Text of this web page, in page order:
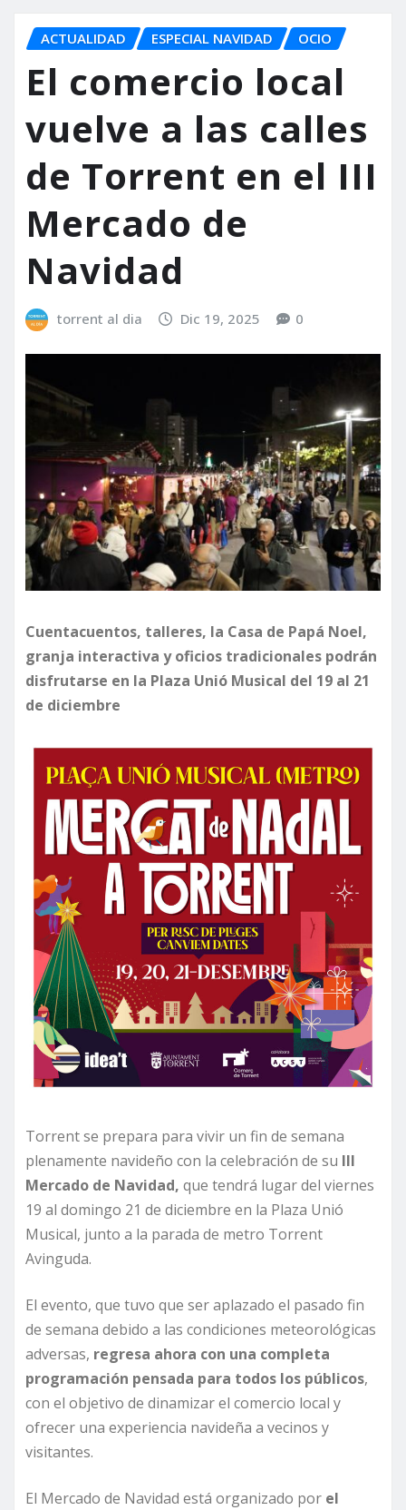
ACTUALIDAD ESPECIAL NAVIDAD OCIO
El comercio local
vuelve a las calles
de Torrent en el III
Mercado de
Navidad
torrent al dia Dic 19, 2025 0
Cuentacuentos, talleres, la Casa de Papá Noel,
granja interactiva y oficios tradicionales podrán
disfrutarse en la Plaza Unió Musical del 19 al 21
de diciembre
Torrent se prepara para vivir un fin de semana
plenamente navideño con la celebración de su III
Mercado de Navidad, que tendrá lugar del viernes
19 al domingo 21 de diciembre en la Plaza Unió
Musical, junto a la parada de metro Torrent
Avinguda.
El evento, que tuvo que ser aplazado el pasado fin
de semana debido a las condiciones meteorológicas
adversas, regresa ahora con una completa
programación pensada para todos los públicos,
con el objetivo de dinamizar el comercio local y
ofrecer una experiencia navideña a vecinos y
visitantes.
El Mercado de Navidad está organizado por el